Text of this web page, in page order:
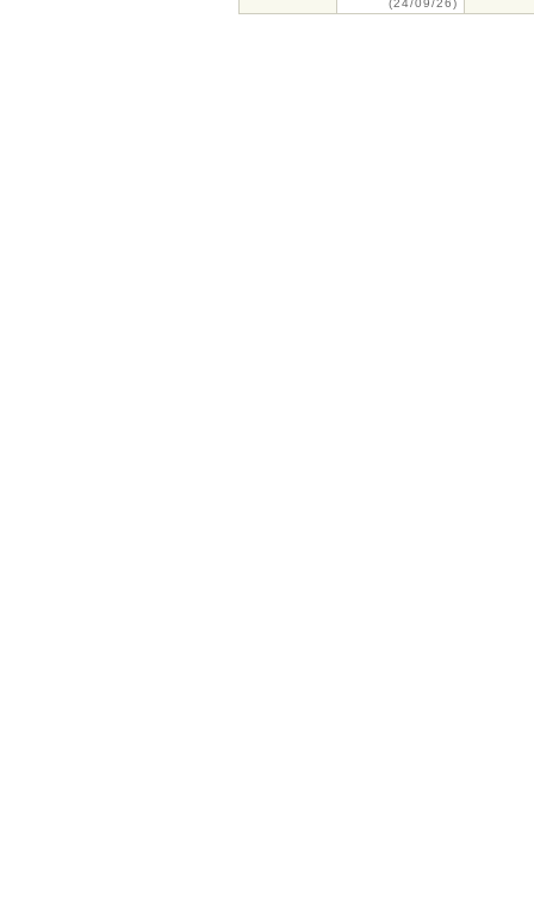
(24/09/26)